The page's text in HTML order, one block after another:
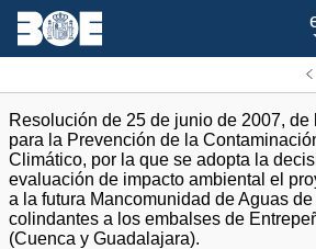
Resolución de 25 de junio de 2007, de
para la Prevención de la
Climático, por la que se adopta la
evaluación de impacto ambiental el
a la futura Mancomunidad de Aguas
colindantes a los embalses de
(Cuenca y Guadalajara).